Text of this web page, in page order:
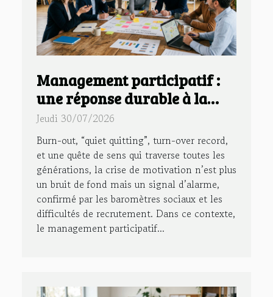
Management participatif :
une réponse durable à la
crise de motivation en
entreprise
Jeudi 30/07/2026
Burn-out, “quiet quitting”, turn-over record,
et une quête de sens qui traverse toutes les
générations, la crise de motivation n’est plus
un bruit de fond mais un signal d’alarme,
confirmé par les baromètres sociaux et les
difficultés de recrutement. Dans ce contexte,
le management participatif...